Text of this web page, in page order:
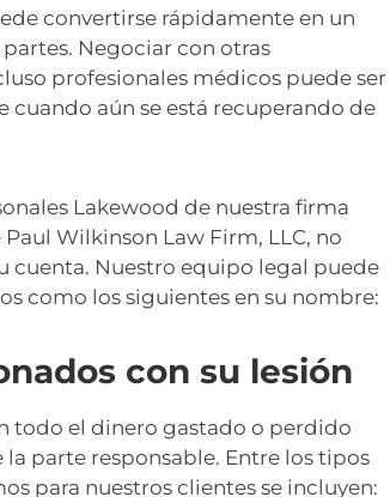
convertirse rápidamente en un
Negociar con otras
profesionales médicos puede ser
cuando aún se está recuperando de
Lakewood de nuestra firma
Wilkinson Law Firm, LLC, no
cuenta. Nuestro equipo legal puede
como los siguientes en su nombre:
con su lesión
todo el dinero gastado o perdido
parte responsable. Entre los tipos
para nuestros clientes se incluyen: